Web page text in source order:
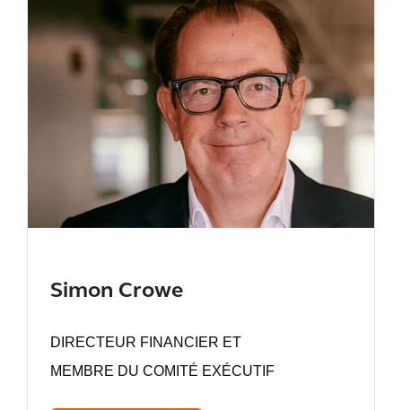
Simon Crowe
DIRECTEUR FINANCIER ET
MEMBRE DU COMITÉ EXÉCUTIF